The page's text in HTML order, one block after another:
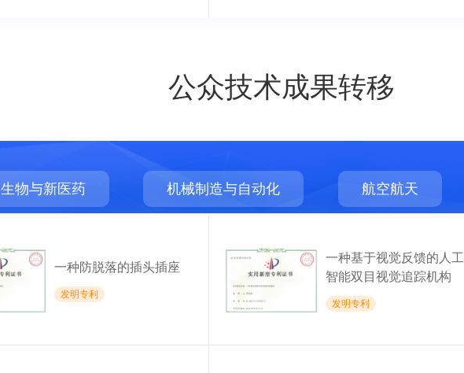
公众技术成果转移
生物与新医药 机械制造与自动化 航空航天
一种防脱落的插头插座
发明专利
一种基于视觉反馈的人工
智能双目视觉追踪机构
发明专利